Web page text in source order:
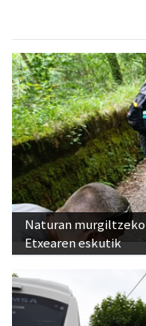
Naturan
Etxearen eskutik